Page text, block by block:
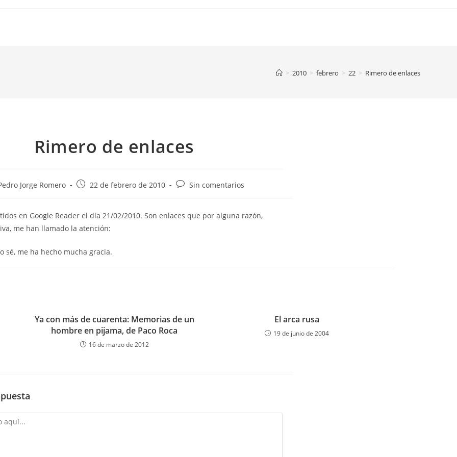
> 2010 > febrero > 22 > Rimero de enlaces
Rimero de enlaces
Jorge Romero
Publicación
entrada:
22 de febrero de 2010
Comentarios
entrada:
Sin comentarios
en Google Reader el día 21/02/2010. Son enlaces que por alguna razón,
me han llamado la atención:
sé, me ha hecho mucha gracia.
Ya con más de cuarenta: Memorias de un
hombre en pijama, de Paco Roca
16 de marzo de 2012
El arca rusa
19 de junio de 2004